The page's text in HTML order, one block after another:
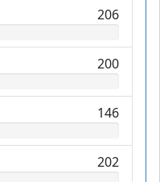
206
200
146
202